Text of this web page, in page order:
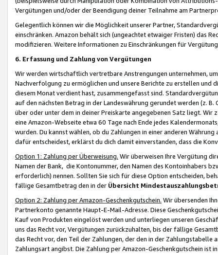
Vergütungen und/oder der Beendigung deiner Teilnahme am
Gelegentlich können wir die Möglichkeit unserer Partner,
einschränken. Amazon behält sich (ungeachtet etwaiger Fristen) das
modifizieren. Weitere Informationen zu Einschränkungen für
6. Erfassung und Zahlung von Vergütungen
Wir werden wirtschaftlich vertretbare Anstrengungen unternehmen,
Nachverfolgung zu ermöglichen und unsere Berichte zu erstellen und
diesem Monat verdient hast, zusammengefasst sind.
auf den nächsten Betrag in der Landeswährung gerundet werden (z.
über oder unter dem in deiner Preiskarte angegebenen Satz liegt.
eine Amazon-Webseite etwa 60 Tage nach Ende jedes
wurden. Du kannst wählen, ob du Zahlungen in einer anderen
dafür entscheidest, erklärst du dich damit einverstanden, dass die
Option 1: Zahlung per Überweisung. Wir überweisen Ihre Vergütung
Namen der Bank, die Kontonummer, den Namen des Kontoinhabers
erforderlich) nennen. Sollten Sie sich für diese Option entscheiden,
fällige Gesamtbetrag den in der Übersicht
Option 2: Zahlung per Amazon-Geschenkgutschein. Wir übersenden
Partnerkonto genannte Haupt-E-Mail-Adresse. Diese
Kauf von Produkten eingelöst werden und unterliegen unseren
uns das Recht vor, Vergütungen zurückzuhalten, bis der fällige
das Recht vor, den Teil der Zahlungen, der den in der
Zahlungsart angibst. Die Zahlung per Amazon-Geschenkgutschein ist